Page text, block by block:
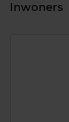
Inwoners